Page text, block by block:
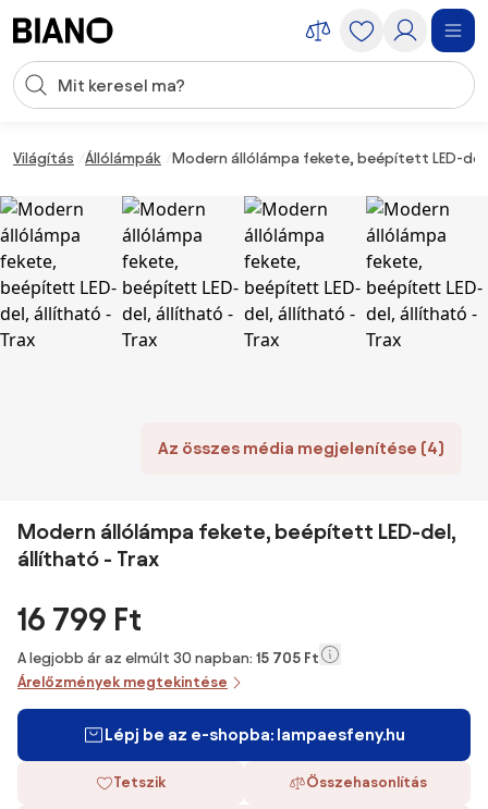
Keresési bevitel
Világítás Állólámpák Modern állólámpa fekete, beépített LED-
Az összes média megjelenítése (4)
Modern állólámpa fekete, beépített LED-del,
állítható - Trax
16 799 Ft
A legjobb ár az elmúlt 30 napban: 15 705 Ft
Árelőzmények megtekintése
Lépj be az e-shopba: lampaesfeny.hu
Tetszik Összehasonlítás